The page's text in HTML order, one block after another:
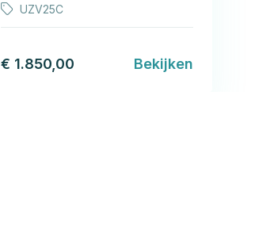
UZV25C
€ 1.850,00 Bekijken